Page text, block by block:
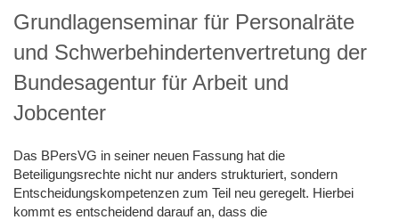
Grundlagenseminar für Personalräte
und Schwerbehindertenvertretung der
Bundesagentur für Arbeit und
Jobcenter
Das BPersVG in seiner neuen Fassung hat die
Beteiligungsrechte nicht nur anders strukturiert, sondern
Entscheidungskompetenzen zum Teil neu geregelt. Hierbei
kommt es entscheidend darauf an, dass die